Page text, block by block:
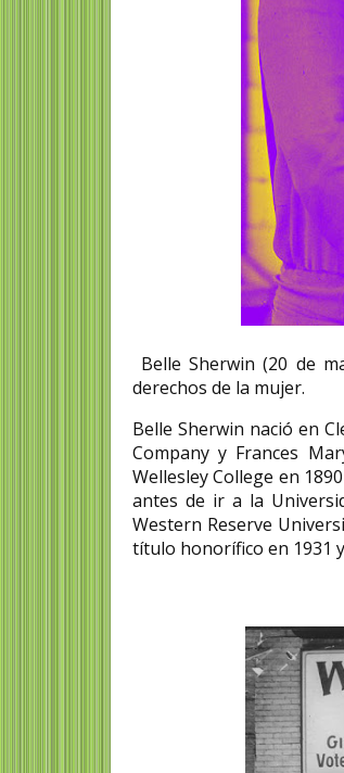
Belle Sherwin (20 de
derechos de la mujer.
Belle Sherwin nació en
Company y Frances
Wellesley College en
antes de ir a la
Western Reserve
título honorífico en 1931